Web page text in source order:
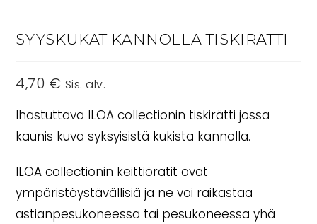
SYYSKUKAT KANNOLLA TISKIRÄTTI
4,70 € Sis. alv.
Ihastuttava ILOA collectionin tiskirätti jossa
kaunis kuva syksyisistä kukista kannolla.
ILOA collectionin keittiörätit ovat
ympäristöystävällisiä ja ne voi raikastaa
astianpesukoneessa tai pesukoneessa yhä